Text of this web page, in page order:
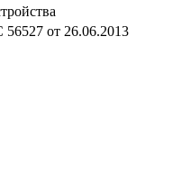
от 26.06.2013